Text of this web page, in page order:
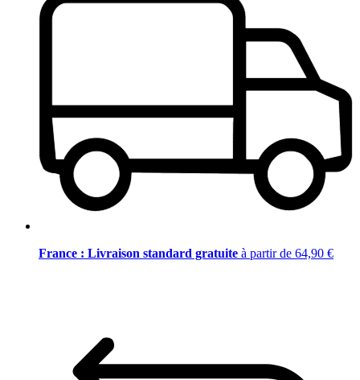
France : Livraison standard gratuite à partir de 64,90 €